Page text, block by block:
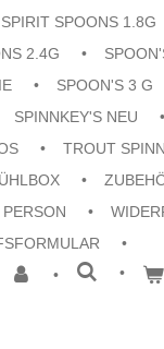
SPOONS 1.8G
2.4G
SPOON'S 3 G
SPINNKEY'S NEU
TROUT